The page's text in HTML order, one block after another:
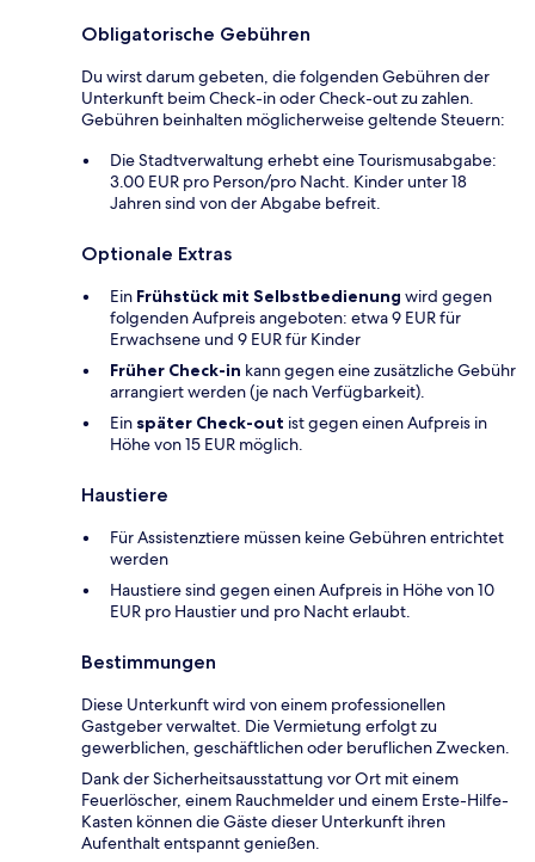
Obligatorische Gebühren
Du wirst darum gebeten, die folgenden Gebühren der
Unterkunft beim Check-in oder Check-out zu zahlen.
Gebühren beinhalten möglicherweise geltende Steuern:
Die Stadtverwaltung erhebt eine Tourismusabgabe:
3.00 EUR pro Person/pro Nacht. Kinder unter 18
Jahren sind von der Abgabe befreit.
Optionale Extras
Ein Frühstück mit Selbstbedienung wird gegen
folgenden Aufpreis angeboten: etwa 9 EUR für
Erwachsene und 9 EUR für Kinder
Früher Check-in kann gegen eine zusätzliche Gebühr
arrangiert werden (je nach Verfügbarkeit).
Ein später Check-out ist gegen einen Aufpreis in
Höhe von 15 EUR möglich.
Haustiere
Für Assistenztiere müssen keine Gebühren entrichtet
werden
Haustiere sind gegen einen Aufpreis in Höhe von 10
EUR pro Haustier und pro Nacht erlaubt.
Bestimmungen
Diese Unterkunft wird von einem professionellen
Gastgeber verwaltet. Die Vermietung erfolgt zu
gewerblichen, geschäftlichen oder beruflichen Zwecken.
Dank der Sicherheitsausstattung vor Ort mit einem
Feuerlöscher, einem Rauchmelder und einem Erste-Hilfe-
Kasten können die Gäste dieser Unterkunft ihren
Aufenthalt entspannt genießen.